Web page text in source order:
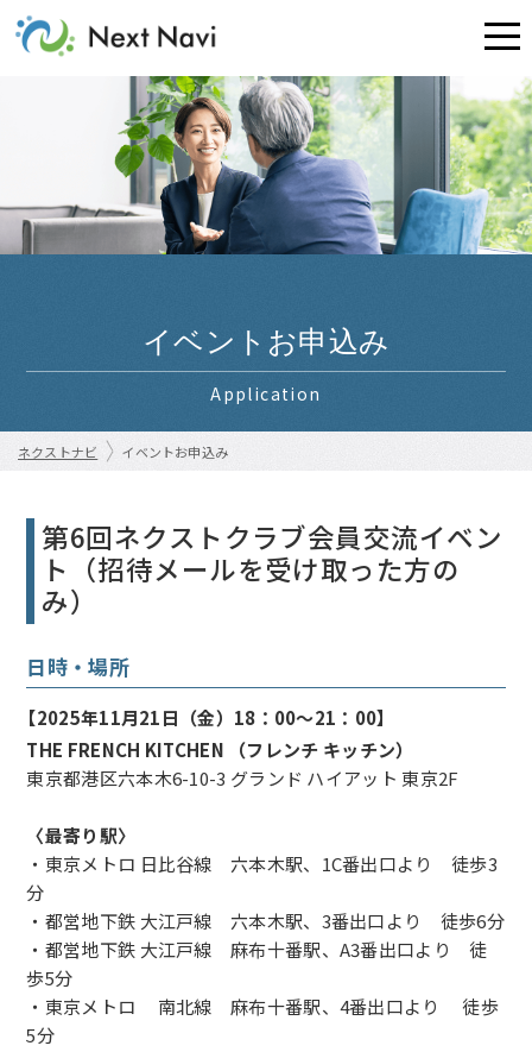
イベントお申込み
Application
ネクストナビ イベントお申込み
第6回ネクストクラブ会員交流イベン
ト（招待メールを受け取った方の
み）
日時・場所
【2025年11月21日（金）18：00～21：00】
THE FRENCH KITCHEN （フレンチ キッチン）
東京都港区六本木6-10-3 グランド ハイアット 東京2F
〈最寄り駅〉
・東京メトロ 日比谷線 六本木駅、1C番出口より 徒歩3
分
・都営地下鉄 大江戸線 六本木駅、3番出口より 徒歩6分
・都営地下鉄 大江戸線 麻布十番駅、A3番出口より 徒
歩5分
・東京メトロ 南北線 麻布十番駅、4番出口より 徒歩
5分